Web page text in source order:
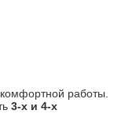
работы.
3-х и 4-х